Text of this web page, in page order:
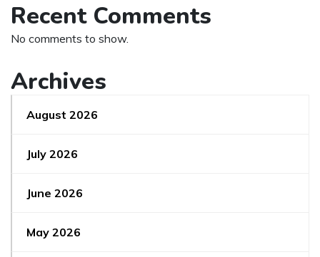
Recent Comments
No comments to show.
Archives
August 2026
July 2026
June 2026
May 2026